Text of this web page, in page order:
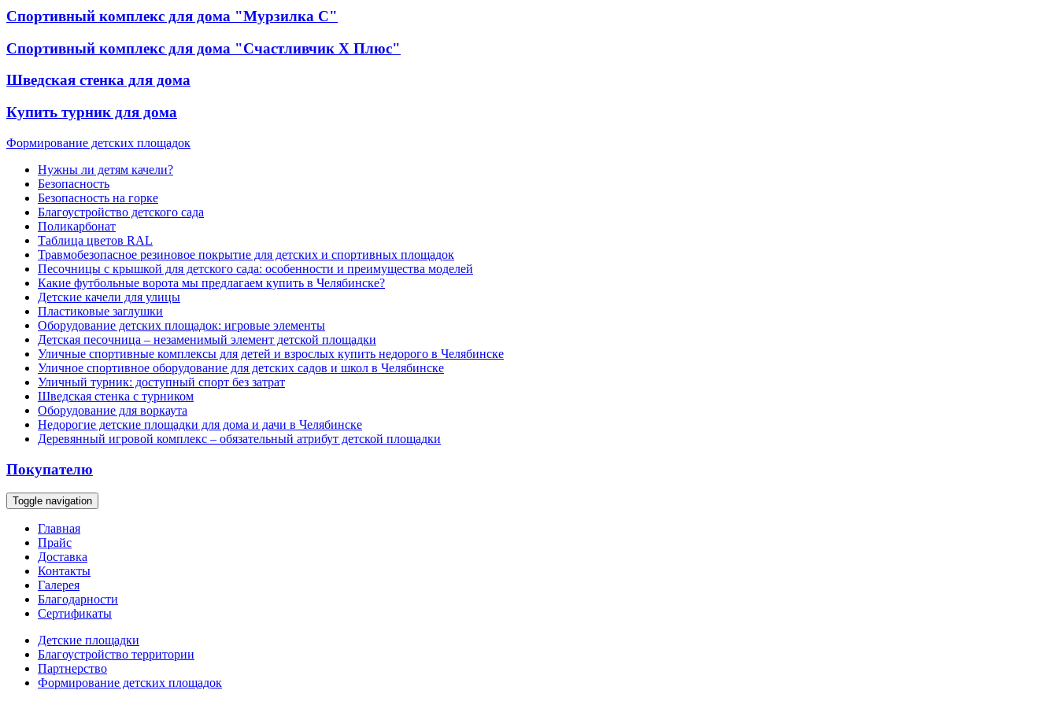
Спортивный комплекс для дома "Мурзилка С"
Спортивный комплекс для дома "Счастливчик Х Плюс"
Шведская стенка для дома
Купить турник для дома
Формирование детских площадок
Нужны ли детям качели?
Безопасность
Безопасность на горке
Благоустройство детского сада
Поликарбонат
Таблица цветов RAL
Травмобезопасное резиновое покрытие для детских и спортивных площадок
Песочницы с крышкой для детского сада: особенности и преимущества моделей
Какие футбольные ворота мы предлагаем купить в Челябинске?
Детские качели для улицы
Пластиковые заглушки
Оборудование детских площадок: игровые элементы
Детская песочница – незаменимый элемент детской площадки
Уличные спортивные комплексы для детей и взрослых купить недорого в Челябинске
Уличное спортивное оборудование для детских садов и школ в Челябинске
Уличный турник: доступный спорт без затрат
Шведская стенка с турником
Оборудование для воркаута
Недорогие детские площадки для дома и дачи в Челябинске
Деревянный игровой комплекс – обязательный атрибут детской площадки
Покупателю
Toggle navigation
Главная
Прайс
Доставка
Контакты
Галерея
Благодарности
Сертификаты
Детские площадки
Благоустройство территории
Партнерство
Формирование детских площадок